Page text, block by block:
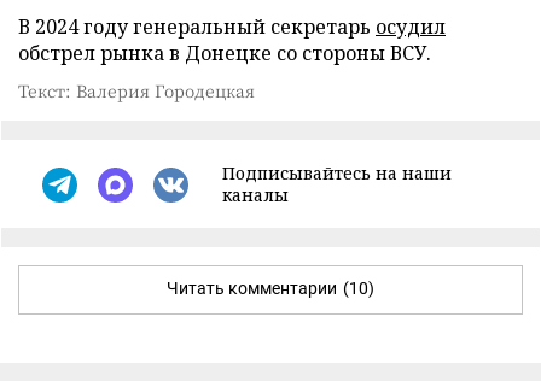
В 2024 году генеральный секретарь осудил
обстрел рынка в Донецке со стороны ВСУ.
Текст: Валерия Городецкая
Подписывайтесь на наши
каналы
Читать комментарии (10)